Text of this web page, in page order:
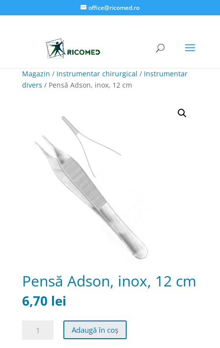
office@ricomed.ro
Magazin / Instrumentar chirurgical / Instrumentar
divers / Pensă Adson, inox, 12 cm
Pensă Adson, inox, 12 cm
6,70 lei
Cantitate
Adaugă în coș